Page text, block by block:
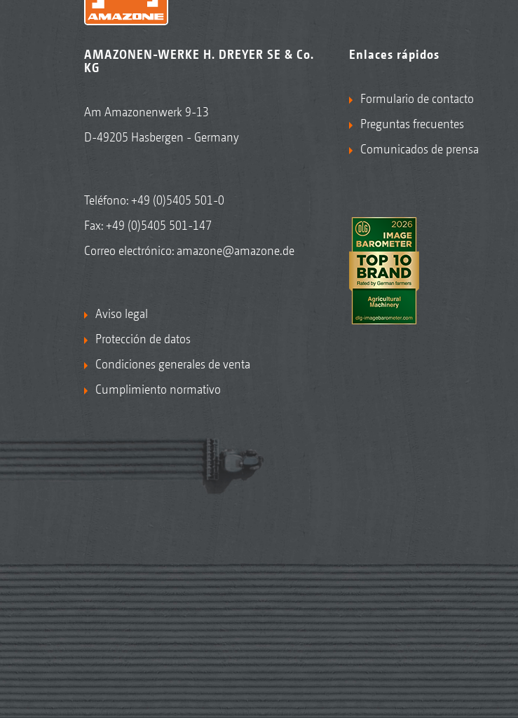
AMAZONEN-WERKE H. DREYER SE & Co.
KG
Am Amazonenwerk 9-13
D-49205 Hasbergen - Germany
Teléfono:+49 (0)5405 501-0
Fax: +49 (0)5405 501-147
Correo electrónico: amazone@amazone.de
Aviso legal
Protección de datos
Condiciones generales de venta
Cumplimiento normativo
Enlaces rápidos
Formulario de contacto
Preguntas frecuentes
Comunicados de prensa